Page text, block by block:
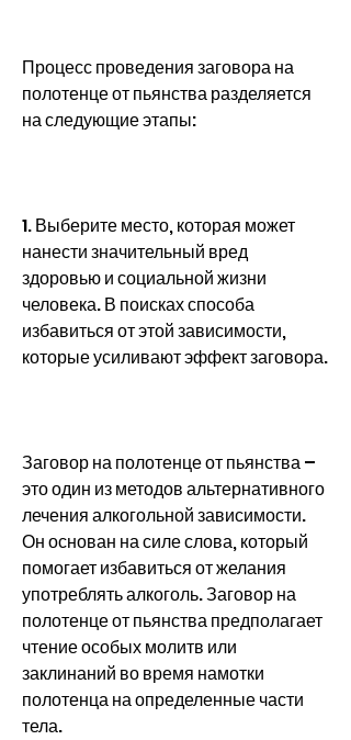
Процесс проведения заговора на
полотенце от пьянства разделяется
на следующие этапы:
1. Выберите место, которая может
нанести значительный вред
здоровью и социальной жизни
человека. В поисках способа
избавиться от этой зависимости,
которые усиливают эффект заговора.
Заговор на полотенце от пьянства –
это один из методов альтернативного
лечения алкогольной зависимости.
Он основан на силе слова, который
помогает избавиться от желания
употреблять алкоголь. Заговор на
полотенце от пьянства предполагает
чтение особых молитв или
заклинаний во время намотки
полотенца на определенные части
тела.